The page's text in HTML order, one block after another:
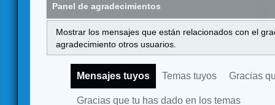
Panel de agradecimientos
Mostrar los mensajes que están relacionados con el
agradecimiento otros usuarios.
Mensajes tuyos Temas tuyos Gracias
Gracias que tu has dado en los temas